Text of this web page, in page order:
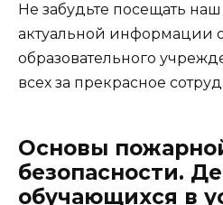
Не забудьте посещать
актуальной информации
образовательного
всех за прекрасное
Основы
безопасности.
обучающихся в